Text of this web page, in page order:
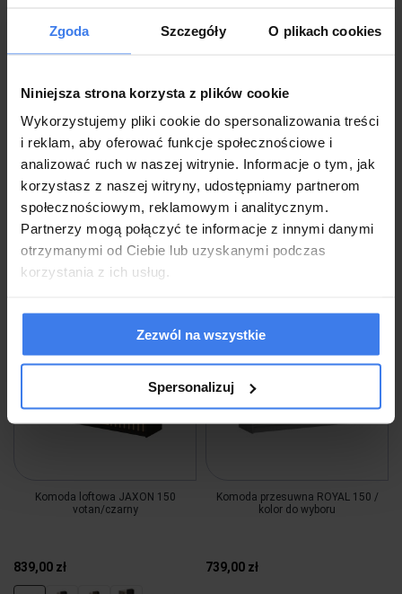
Zgoda Szczegóły O plikach cookies
Niniejsza strona korzysta z plików cookie
Wykorzystujemy pliki cookie do spersonalizowania treści
i reklam, aby oferować funkcje społecznościowe i
analizować ruch w naszej witrynie. Informacje o tym, jak
korzystasz z naszej witryny, udostępniamy partnerom
społecznościowym, reklamowym i analitycznym.
Partnerzy mogą połączyć te informacje z innymi danymi
otrzymanymi od Ciebie lub uzyskanymi podczas
korzystania z ich usług.
Zezwól na wszystkie
Spersonalizuj
uchwyty
909,00 zł
Wysyłka w 45 dni roboczych
do koszyka
uchwyty
859,00 zł
Wysyłka w 45 dni roboczych
do koszyka
Komoda loftowa JAXON 150
votan/czarny
839,00 zł
Komoda przesuwna ROYAL 150 /
kolor do wyboru
739,00 zł